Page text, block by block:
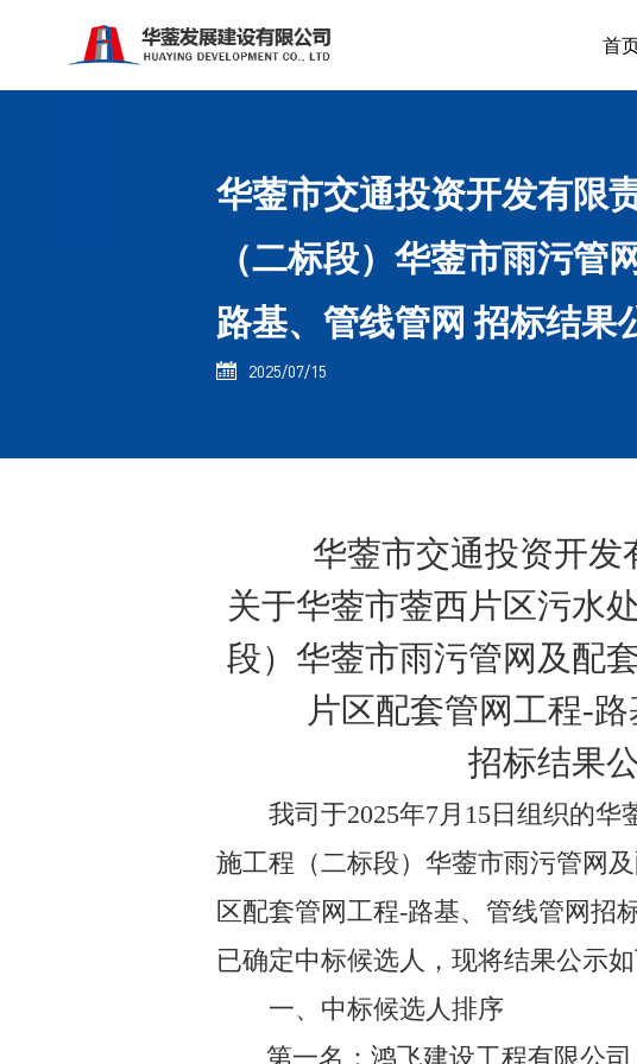
首
华蓥市交通投资开发有限
（二标段）华蓥市雨污
路基、管线管网 招标结果
 2025/07/15
华蓥市交通投资开发
关于华蓥市蓥西片区污水
段）华蓥市雨污管网及配
片区配套管网工程-路
招标结果
我司于2025年7月 15日组织的华
施工程（二标段）华蓥市雨污管网
区配套管网工程-路基、管线管网招
已确定中标候选人，现将结果公示如
一、中标候选人排序
第一名 ：鸿飞建设工程有限公司